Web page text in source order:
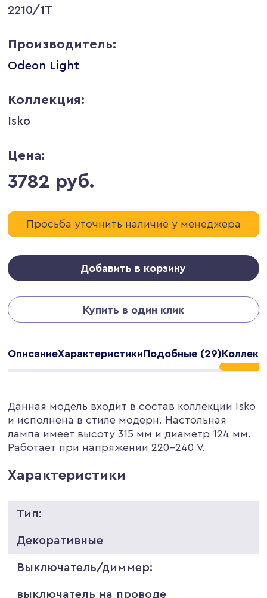
2210/1T
Производитель:
Odeon Light
Коллекция:
Isko
Цена:
3782 руб.
Просьба уточнить наличие у менеджера
Добавить в корзину
Купить в один клик
ОписаниеХарактеристикиПодобные (29)
Данная модель входит в состав коллекции Isko
и исполнена в стиле модерн. Настольная
лампа имеет высоту 315 мм и диаметр 124 мм.
Работает при напряжении 220-240 V.
Характеристики
Тип:
Декоративные
Выключатель/диммер:
выключатель на проводе